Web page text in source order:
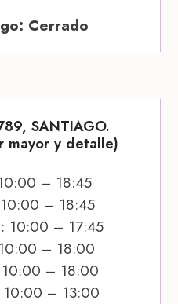
Cerrado
SANTIAGO.
mayor y detalle)
– 18:45
– 18:45
10:00 – 17:45
10:00 – 18:00
10:00 – 18:00
10:00 – 13:00